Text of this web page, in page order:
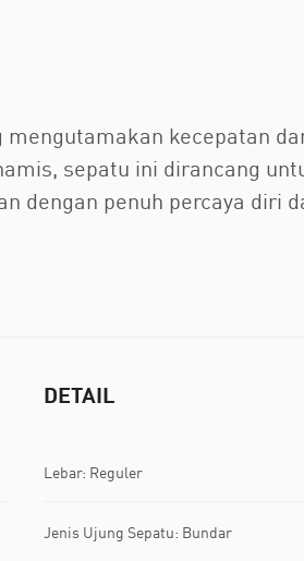
kecepatan
sepatu ini dirancang
dengan penuh percaya diri
DETAIL
Lebar: Reguler
Jenis Ujung Sepatu: Bundar